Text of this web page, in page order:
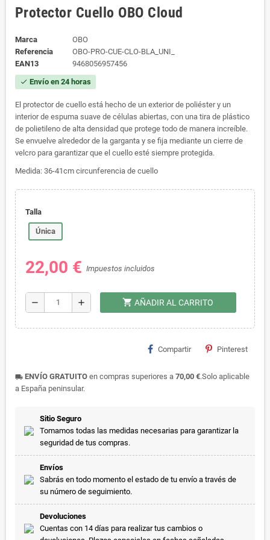
Protector Cuello OBO Cloud
Marca
OBO
Referencia
OBO-PRO-CUE-CLO-BLA_UNI_
EAN13
9468056957456
check Envío en 24 horas
El protector de cuello está hecho de un exterior de poliéster y un
interior de espuma suave de células abiertas, con una tira de plástico
de polietileno de alta densidad que protege todo de manera increíble.
Se envuelve alrededor de la garganta y se fija mediante un cierre de
velcro para garantizar que el cuello esté siempre protegida.
Medida: 36-41cm circunferencia de cuello
Talla
Única
22,00 € Impuestos incluidos
remove add shopping_cart AÑADIR AL CARRITO
Compartir Pinterest
local_shipping ENVÍO GRATUITO en compras superiores a 70,00 €.Solo aplicable
a España peninsular.
Sitio Seguro
Tomamos todas las medidas necesarias para garantizar la
seguridad de tus compras.
Envíos
Sabrás en todo momento el estado de tu envío a través de
su número de seguimiento.
Devoluciones
Cuentas con 14 días para realizar tus cambios o